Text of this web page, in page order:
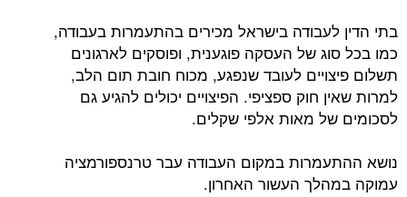
בתי הדין לעבודה בישראל מכירים בהתעמרות בעבודה,
כמו בכל סוג של העסקה פוגענית, ופוסקים לארגונים
תשלום פיצויים לעובד שנפגע, מכוח חובת תום הלב,
למרות שאין חוק ספציפי. הפיצויים יכולים להגיע גם
לסכומים של מאות אלפי שקלים.
נושא ההתעמרות במקום העבודה עבר טרנספורמציה
עמוקה במהלך העשור האחרון.